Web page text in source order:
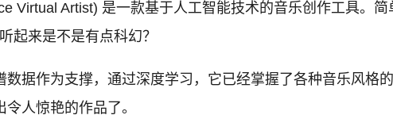
Virtual Artist) 是一款基于人工智能技术的音乐创作工具。简
起来是不是有点科幻？
据作为支撑，通过深度学习，它已经掌握了各种音乐风格
人惊艳的作品了。